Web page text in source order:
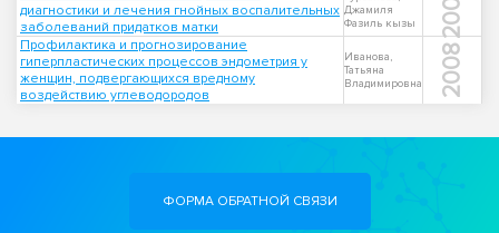
диагностики и лечения гнойных воспалительных
заболеваний придатков матки
Джамиля
Фазиль кызы
Профилактика и прогнозирование
гиперпластических процессов эндометрия у
женщин, подвергающихся вредному
воздействию углеводородов
Иванова,
Татьяна
Владимировна
2008
ФОРМА ОБРАТНОЙ СВЯЗИ